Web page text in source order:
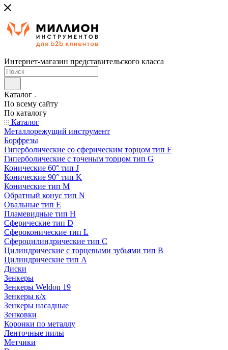
Интернет-магазин представительского класса
Каталог
По всему сайту
По каталогу
Каталог
Металлорежущий инструмент
Борфрезы
Гиперболические cо сферическим торцом тип F
Гиперболические с точеным торцом тип G
Конические 60° тип J
Конические 90° тип K
Конические тип M
Обратный конус тип N
Овальные тип E
Пламевидные тип H
Сферические тип D
Сфероконические тип L
Сфероцилиндрические тип C
Цилиндрические с торцевыми зубьями тип B
Цилиндрические тип А
Диски
Зенкеры
Зенкеры Weldon 19
Зенкеры к/х
Зенкеры насадные
Зенковки
Коронки по металлу
Ленточные пилы
Метчики